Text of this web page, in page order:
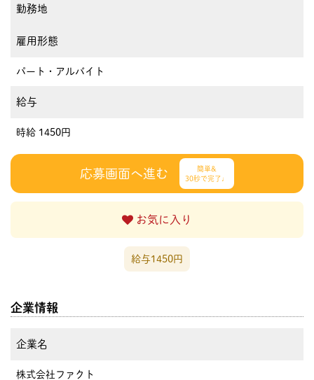
勤務地
雇用形態
パート・アルバイト
給与
時給 1450円
応募画面へ進む
簡単&
30秒で完了♩
お気に入り
給与1450円
企業情報
企業名
株式会社ファクト